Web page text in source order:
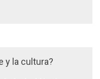
y la cultura?